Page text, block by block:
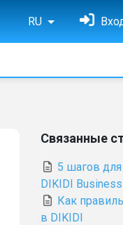
RU
Связанные
5 шагов
DIKIDI Business
Как
в DIKIDI